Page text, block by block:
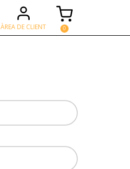
ÀREA DE CLIENT